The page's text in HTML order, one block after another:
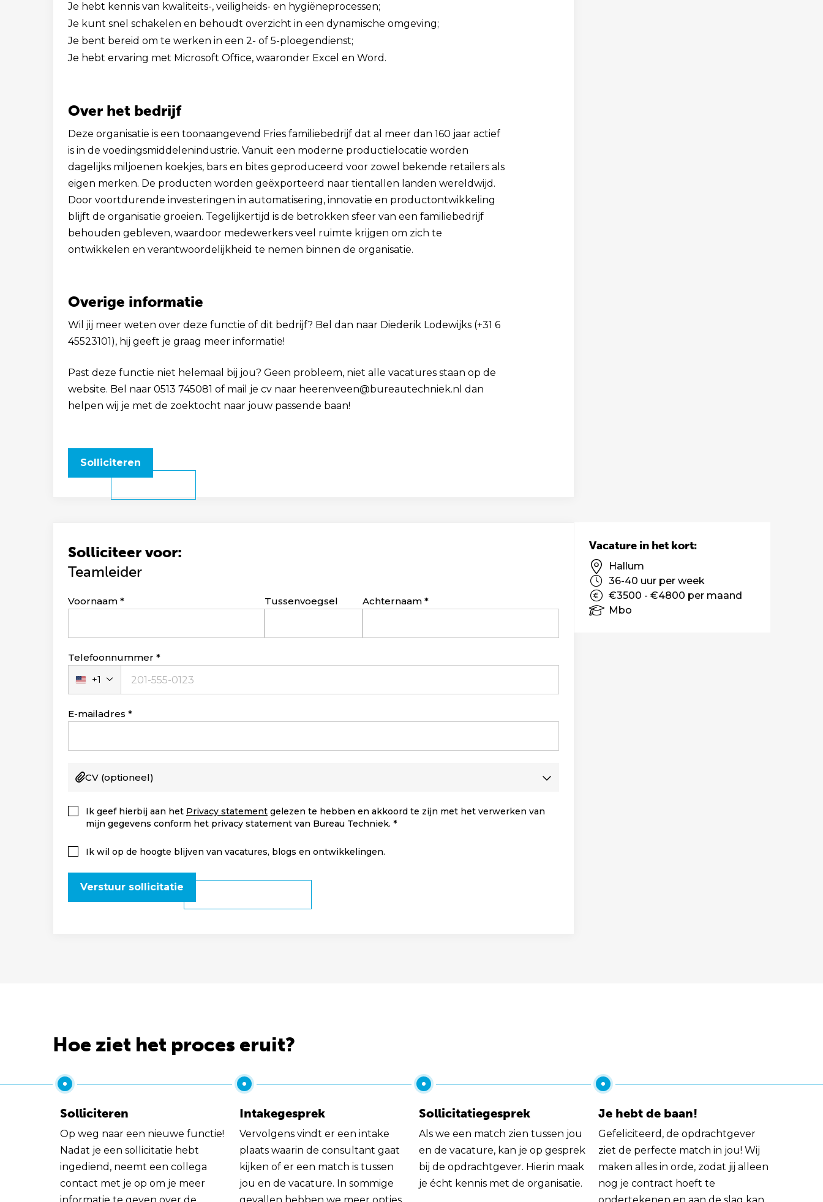
Je hebt kennis van kwaliteits-, veiligheids- en hygiëneprocessen;
Je kunt snel schakelen en behoudt overzicht in een dynamische omgeving;
Je bent bereid om te werken in een 2- of 5-ploegendienst;
Je hebt ervaring met Microsoft Office, waaronder Excel en Word.
Over het bedrijf
Deze organisatie is een toonaangevend Fries familiebedrijf dat al meer dan 160 jaar actief
is in de voedingsmiddelenindustrie. Vanuit een moderne productielocatie worden
dagelijks miljoenen koekjes, bars en bites geproduceerd voor zowel bekende retailers als
eigen merken. De producten worden geëxporteerd naar tientallen landen wereldwijd.
Door voortdurende investeringen in automatisering, innovatie en productontwikkeling
blijft de organisatie groeien. Tegelijkertijd is de betrokken sfeer van een familiebedrijf
behouden gebleven, waardoor medewerkers veel ruimte krijgen om zich te
ontwikkelen en verantwoordelijkheid te nemen binnen de organisatie.
Overige informatie
Wil jij meer weten over deze functie of dit bedrijf? Bel dan naar Diederik Lodewijks (+31 6
45523101), hij geeft je graag meer informatie!
Past deze functie niet helemaal bij jou? Geen probleem, niet alle vacatures staan op de
website. Bel naar 0513 745081 of mail je cv naar heerenveen@bureautechniek.nl dan
helpen wij je met de zoektocht naar jouw passende baan!
Solliciteren
Solliciteer voor:
Teamleider
Leave
Voornaam Tussenvoegsel Achternaam
Telefoonnummer
Verenigde
Staten
+1
+1
E-mailadres
CV (optioneel)
Ik geef hierbij aan het Privacy statement gelezen te hebben en akkoord te zijn met het verwerken van
mijn gegevens conform het privacy statement van Bureau Techniek.
Ik wil op de hoogte blijven van vacatures, blogs en ontwikkelingen.
Verstuur sollicitatie
Vacature in het kort:
Hallum
36-40 uur per week
€3500 - €4800 per maand
Mbo
Hoe ziet het proces eruit?
Solliciteren
Op weg naar een nieuwe functie!
Nadat je een sollicitatie hebt
ingediend, neemt een collega
contact met je op om je meer
Intakegesprek
Vervolgens vindt er een intake
plaats waarin de consultant gaat
kijken of er een match is tussen
jou en de vacature. In sommige
Sollicitatiegesprek
Als we een match zien tussen jou
en de vacature, kan je op gesprek
bij de opdrachtgever. Hierin maak
je écht kennis met de organisatie.
Je hebt de baan!
Gefeliciteerd, de opdrachtgever
ziet de perfecte match in jou! Wij
maken alles in orde, zodat jij alleen
nog je contract hoeft te